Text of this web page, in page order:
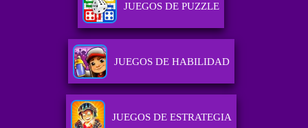
JUEGOS DE PUZZLE
JUEGOS DE HABILIDAD
JUEGOS DE ESTRATEGIA